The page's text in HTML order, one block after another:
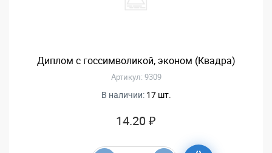
Диплом с госсимволикой, эконом (Квадра)
Артикул: 9309
В наличии: 17 шт.
14.20 ₽